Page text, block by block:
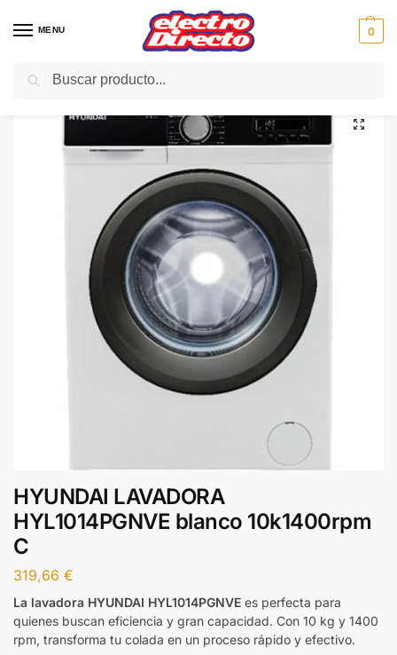
MENU 0
Inicio Gama blanca Lavadoras
HYUNDAI LAVADORA
HYL1014PGNVE blanco 10k1400rpm
C
319,66 €
La lavadora HYUNDAI HYL1014PGNVE es perfecta para
quienes buscan eficiencia y gran capacidad. Con 10 kg y 1400
rpm, transforma tu colada en un proceso rápido y efectivo.